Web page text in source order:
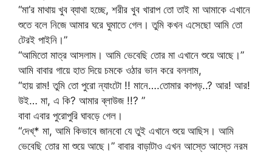
“মা’র মাথায় খুব ব্যাথা হচ্ছে, শরীর খুব খারাপ তো তাই মা আমাকে এখানে
শুতে বলে নিজে আমার ঘরে ঘুমাতে গেল। তুমি কখন এসেছো আমি তো
টেরই পাইনি।”
“আমিতো মাত্র আসলাম। আমি ভেবেছি তোর মা এখানে শুয়ে আছে।”
আমি বাবার গায়ে হাত দিয়ে চমকে ওঠার ভান করে বললাম,
“হায় রাম! তুমি তো পুরো ন্যাংটো !! মানে….তোমার কাপড়..? আর! আর!
উই… মা, এ কি? আমার ব্লাউজ !!? ”
বাবা এবার পুরোপুরি ঘাবড়ে গেল।
“দেখ্* মা, আমি কিভাবে জানবো যে তুই এখানে শুয়ে আছিস। আমি
ভেবেছি তোর মা শুয়ে আছে।” বাবার বাড়াটাও এখন আস্তে আস্তে নরম